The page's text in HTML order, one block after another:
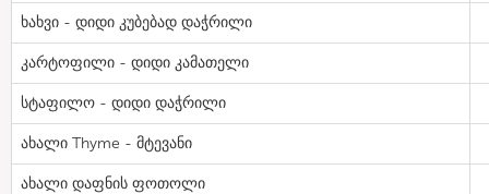
ხახვი - დიდი კუბებად დაჭრილი
კარტოფილი - დიდი კამათელი
სტაფილო - დიდი დაჭრილი
ახალი Thyme - მტევანი
ახალი დაფნის ფოთოლი